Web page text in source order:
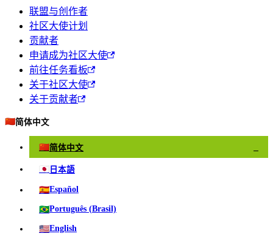
联盟与创作者
社区大使计划
贡献者
申请成为社区大使
前往任务看板
关于社区大使
关于贡献者
🇨🇳简体中文
🇨🇳简体中文
🇯🇵 日本語
🇪🇸Español
🇧🇷Português (Brasil)
🇺🇸English